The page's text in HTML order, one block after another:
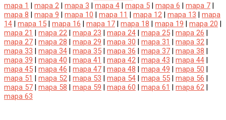
mapa 1 | mapa 2 | mapa 3 | mapa 4 | mapa 5 | mapa 6 | mapa 7 |
mapa 8 | mapa 9 | mapa 10 | mapa 11 | mapa 12 | mapa 13 | mapa
14 | mapa 15 | mapa 16 | mapa 17 | mapa 18 | mapa 19 | mapa 20 |
mapa 21 | mapa 22 | mapa 23 | mapa 24 | mapa 25 | mapa 26 |
mapa 27 | mapa 28 | mapa 29 | mapa 30 | mapa 31 | mapa 32 |
mapa 33 | mapa 34 | mapa 35 | mapa 36 | mapa 37 | mapa 38 |
mapa 39 | mapa 40 | mapa 41 | mapa 42 | mapa 43 | mapa 44 |
mapa 45 | mapa 46 | mapa 47 | mapa 48 | mapa 49 | mapa 50 |
mapa 51 | mapa 52 | mapa 53 | mapa 54 | mapa 55 | mapa 56 |
mapa 57 | mapa 58 | mapa 59 | mapa 60 | mapa 61 | mapa 62 |
mapa 63